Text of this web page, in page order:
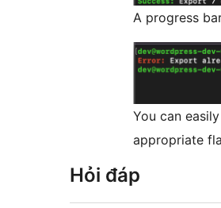
A progress
You can
appropriate
Hỏi đáp